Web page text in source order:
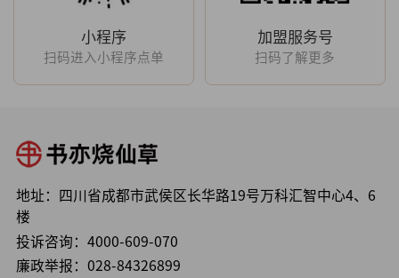
小程序
扫码进入小程序点单
加盟服务号
扫码了解更多
地址：四川省成都市武侯区长华路19号万科汇智中心4、6
楼
投诉咨询： 4000-609-070
廉政举报： 028-84326899